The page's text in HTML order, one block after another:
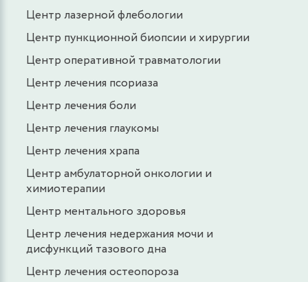
Центр лазерной флебологии
Центр пункционной биопсии и хирургии
Центр оперативной травматологии
Центр лечения псориаза
Центр лечения боли
Центр лечения глаукомы
Центр лечения храпа
Центр амбулаторной онкологии и
химиотерапии
Центр ментального здоровья
Центр лечения недержания мочи и
дисфункций тазового дна
Центр лечения остеопороза